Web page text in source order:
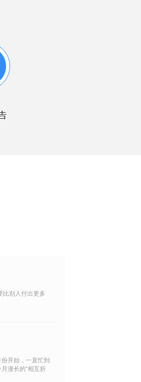
比别人付出更多
开始，一直忙到
漫长的“相互折